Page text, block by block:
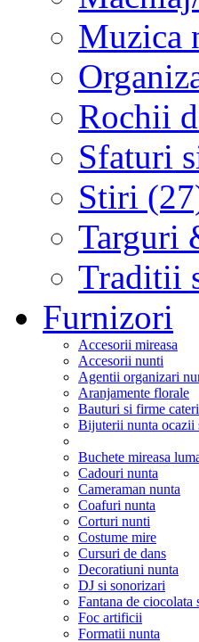
Muzica
Rochii
Sfaturi
Stiri
Targuri
Traditii
Furnizori
Accesorii mireasa
Accesorii nunti
Agentii organizari
Aranjamente florale
Bauturi si firme
Bijuterii nunta ocazii
Buchete mireasa
Cadouri nunta
Cameraman nunta
Coafuri nunta
Corturi nunti
Costume mire
Cursuri de dans
Decoratiuni nunta
DJ si sonorizari
Fantana de ciocolata
Foc artificii
Formatii nunta